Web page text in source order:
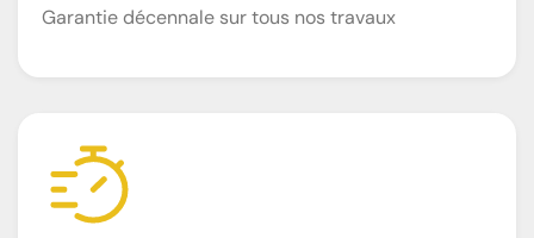
Garantie décennale sur tous nos travaux